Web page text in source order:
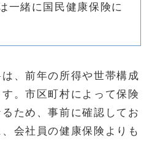
一緒に国民健康保険に
、前年の所得や世帯構成
。市区町村によって保険
ため、事前に確認してお
会社員の健康保険よりも